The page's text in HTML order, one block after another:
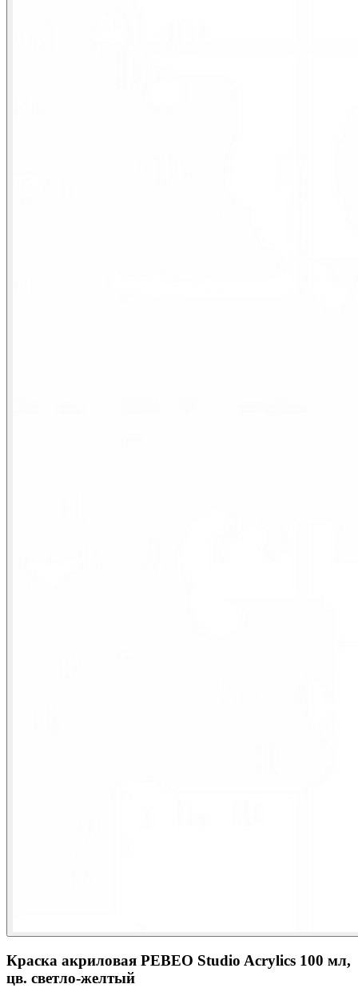
Краска акриловая PEBEO Studio Acrylics 100 мл,
цв. светло-желтый